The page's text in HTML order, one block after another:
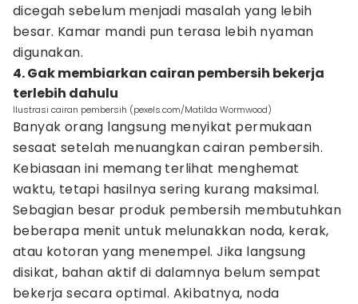
dicegah sebelum menjadi masalah yang lebih
besar. Kamar mandi pun terasa lebih nyaman
digunakan.
4. Gak membiarkan cairan pembersih bekerja
terlebih dahulu
Ilustrasi cairan pembersih (pexels.com/Matilda Wormwood)
Banyak orang langsung menyikat permukaan
sesaat setelah menuangkan cairan pembersih.
Kebiasaan ini memang terlihat menghemat
waktu, tetapi hasilnya sering kurang maksimal.
Sebagian besar produk pembersih membutuhkan
beberapa menit untuk melunakkan noda, kerak,
atau kotoran yang menempel. Jika langsung
disikat, bahan aktif di dalamnya belum sempat
bekerja secara optimal. Akibatnya, noda